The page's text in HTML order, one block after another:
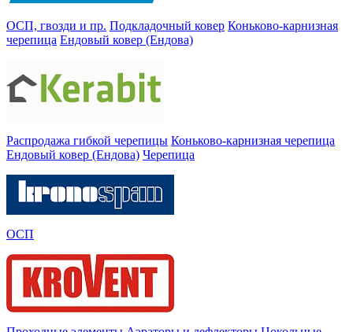
ОСП, гвозди и пр. Подкладочный ковер Коньково-карнизная
черепица Ендовый ковер (Ендова)
Распродажа гибкой черепицы Коньково-карнизная черепица
Ендовый ковер (Ендова) Черепица
ОСП